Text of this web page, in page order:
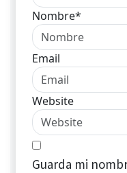
Nombre*
Email
Website
Guarda mi